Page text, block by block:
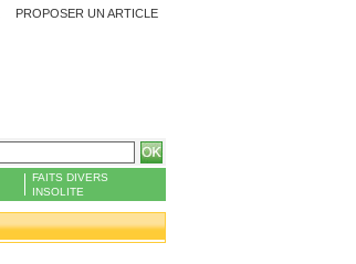
PROPOSER UN ARTICLE
FAITS DIVERS
INSOLITE